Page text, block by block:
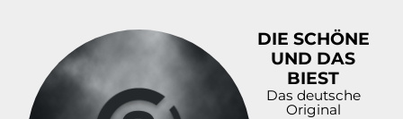
DIE SCHÖNE
UND DAS
BIEST
Das deutsche
Original